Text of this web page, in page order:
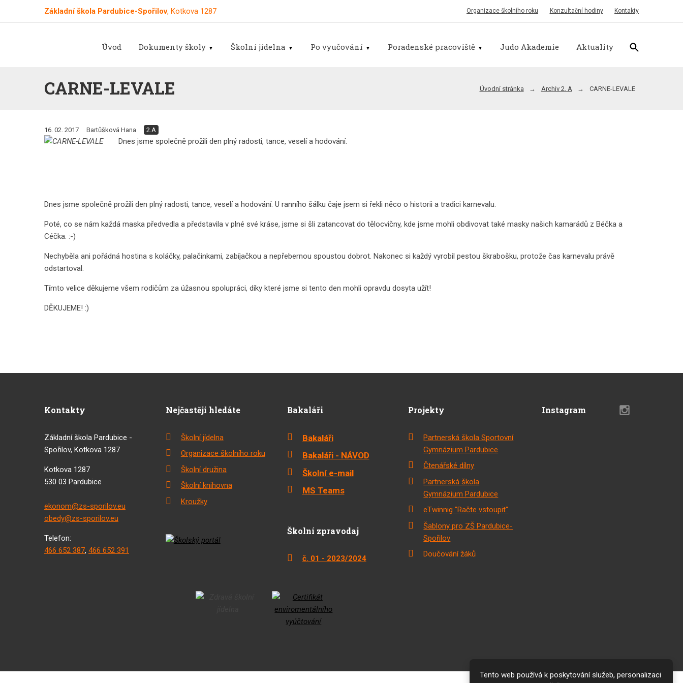
Organizace školního roku Konzultační hodiny Kontakty
Základní škola Pardubice-Spořilov, Kotkova 1287
Úvod Dokumenty školy Školní jídelna Po vyučování Poradenské pracoviště Judo Akademie Aktuality
CARNE-LEVALE Úvodní stránka Archiv 2. A CARNE-LEVALE
16. 02. 2017 Bartůšková Hana 2.A
Dnes jsme společně prožili den plný radosti, tance, veselí a hodování.
Dnes jsme společně prožili den plný radosti, tance, veselí a hodování. U ranního šálku čaje jsem si řekli něco o historii a tradici karnevalu.
Poté, co se nám každá maska předvedla a představila v plné své kráse, jsme si šli zatancovat do tělocvičny, kde jsme mohli obdivovat také masky našich kamarádů z Béčka a
Céčka. :-)
Nechyběla ani pořádná hostina s koláčky, palačinkami, zabíjačkou a nepřebernou spoustou dobrot. Nakonec si každý vyrobil pestou škrabošku, protože čas karnevalu právě
odstartoval.
Tímto velice děkujeme všem rodičům za úžasnou spolupráci, díky které jsme si tento den mohli opravdu dosyta užít!
DĚKUJEME! :)
Kontakty
Základní škola Pardubice -
Spořilov, Kotkova 1287
Kotkova 1287
530 03 Pardubice
ekonom@zs-sporilov.eu
obedy@zs-sporilov.eu
Telefon:
466 652 387, 466 652 391
Nejčastěji hledáte
Školní jídelna
Organizace školního roku
Školní družina
Školní knihovna
Kroužky
Bakaláři
Bakaláři
Bakaláři - NÁVOD
Školní e-mail
MS Teams
Školní zpravodaj
č. 01 - 2023/2024
Projekty
Partnerská škola Sportovní
Gymnázium Pardubice
Čtenářské dílny
Partnerská škola
Gymnázium Pardubice
eTwinnig "Račte vstoupit"
Šablony pro ZŠ Pardubice-
Spořilov
Doučování žáků
Instagram
Tento web používá k poskytování služeb, personalizaci